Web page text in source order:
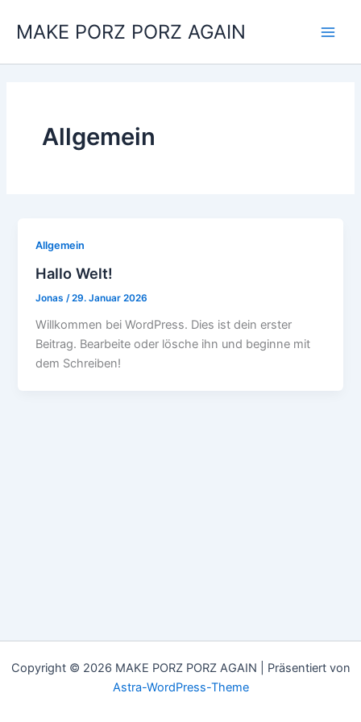
InhaltMAKE PORZ PORZ AGAIN
Allgemein
Allgemein
Hallo Welt!
Jonas/29. Januar 2026
Willkommen bei WordPress. Dies ist dein erster
Beitrag. Bearbeite oder lösche ihn und beginne mit
dem Schreiben!
Copyright © 2026 MAKE PORZ PORZ AGAIN | Präsentiert von
Astra-WordPress-Theme